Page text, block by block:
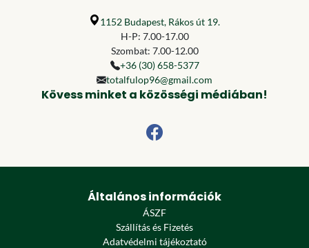
1152 Budapest, Rákos út 19.
H-P: 7.00-17.00
Szombat: 7.00-12.00
+36 (30) 658-5377
totalfulop96@gmail.com
Kövess minket a közösségi médiában!
Általános információk
ÁSZF
Szállítás és Fizetés
Adatvédelmi tájékoztató